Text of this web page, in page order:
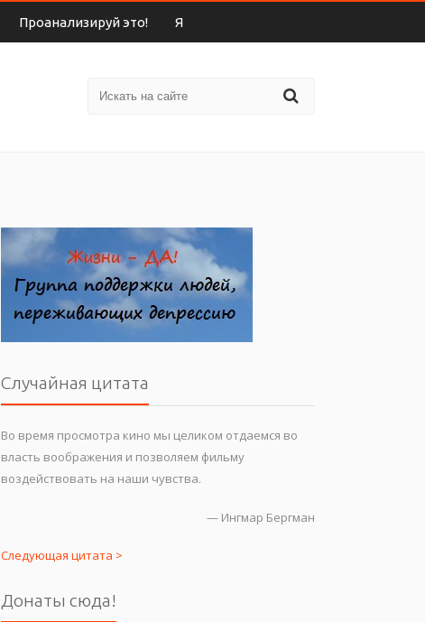
Проанализируй это! Я
Случайная цитата
Во время просмотра кино мы целиком отдаемся во
власть воображения и позволяем фильму
воздействовать на наши чувства.
— Ингмар Бергман
Следующая цитата >
Донаты сюда!